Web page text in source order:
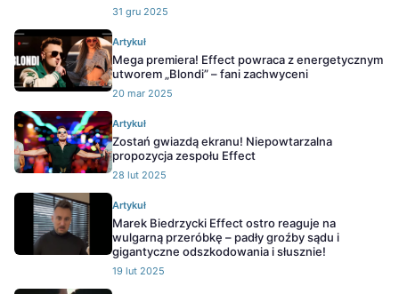
31 gru 2025
Artykuł
Mega premiera! Effect powraca z energetycznym
utworem „Blondi” – fani zachwyceni
20 mar 2025
Artykuł
Zostań gwiazdą ekranu! Niepowtarzalna
propozycja zespołu Effect
28 lut 2025
Artykuł
Marek Biedrzycki Effect ostro reaguje na
wulgarną przeróbkę – padły groźby sądu i
gigantyczne odszkodowania i słusznie!
19 lut 2025